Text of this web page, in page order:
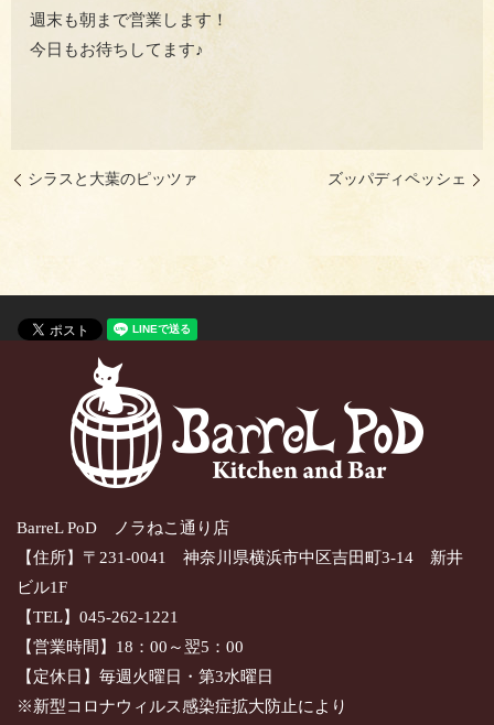
週末も朝まで営業します！
今日もお待ちしてます♪
シラスと大葉のピッツァ ズッパディペッシェ
BarreL PoD ノラねこ通り店
【住所】〒231-0041 神奈川県横浜市中区吉田町3-14 新井
ビル1F
【TEL】045-262-1221
【営業時間】18：00～翌5：00
【定休日】毎週火曜日・第3水曜日
※新型コロナウィルス感染症拡大防止により